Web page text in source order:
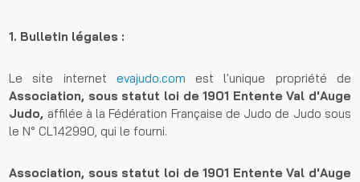
1. Bulletin légales :
Le site internet evajudo.com est l'unique propriété de
Association, sous statut loi de 1901 Entente Val d'Auge
Judo, affilée à la Fédération Française de Judo de Judo sous
le N° CL142990, qui le fourni.
Association, sous statut loi de 1901 Entente Val d'Auge